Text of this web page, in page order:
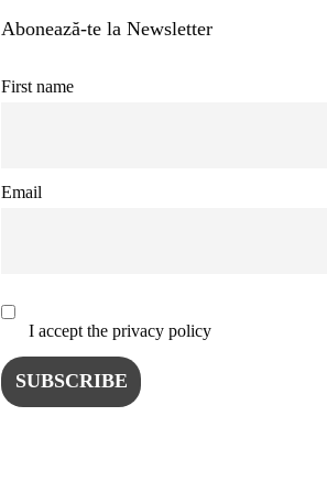
Abonează-te la Newsletter
First name
Email
I accept the privacy policy